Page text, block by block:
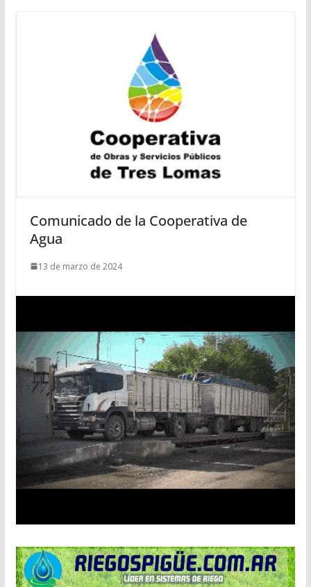
Comunicado de la Cooperativa de
Agua
13 de marzo de 2024